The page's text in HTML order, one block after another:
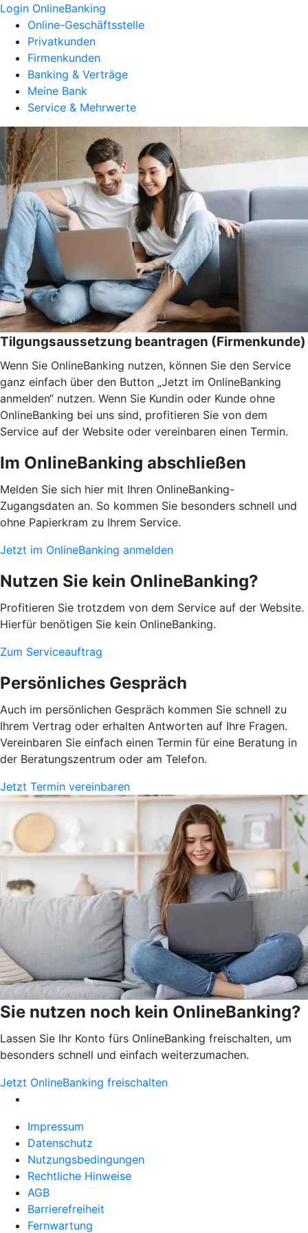
Login OnlineBanking
Online-Geschäftsstelle
Privatkunden
Firmenkunden
Banking & Verträge
Meine Bank
Service & Mehrwerte
Tilgungsaussetzung beantragen (Firmenkunde)
Wenn Sie OnlineBanking nutzen, können Sie den Service
ganz einfach über den Button „Jetzt im OnlineBanking
anmelden“ nutzen. Wenn Sie Kundin oder Kunde ohne
OnlineBanking bei uns sind, profitieren Sie von dem
Service auf der Website oder vereinbaren einen Termin.
Im OnlineBanking abschließen
Melden Sie sich hier mit Ihren OnlineBanking-
Zugangsdaten an. So kommen Sie besonders schnell und
ohne Papierkram zu Ihrem Service.
Jetzt im OnlineBanking anmelden
Nutzen Sie kein OnlineBanking?
Profitieren Sie trotzdem von dem Service auf der Website.
Hierfür benötigen Sie kein OnlineBanking.
Zum Serviceauftrag
Persönliches Gespräch
Auch im persönlichen Gespräch kommen Sie schnell zu
Ihrem Vertrag oder erhalten Antworten auf Ihre Fragen.
Vereinbaren Sie einfach einen Termin für eine Beratung in
der Beratungszentrum oder am Telefon.
Jetzt Termin vereinbaren
Sie nutzen noch kein OnlineBanking?
Lassen Sie Ihr Konto fürs OnlineBanking freischalten, um
besonders schnell und einfach weiterzumachen.
Jetzt OnlineBanking freischalten
Impressum
Datenschutz
Nutzungsbedingungen
Rechtliche Hinweise
AGB
Barrierefreiheit
Fernwartung